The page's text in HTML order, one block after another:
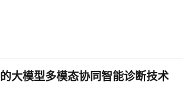
大模型多模态协同智能诊断技术